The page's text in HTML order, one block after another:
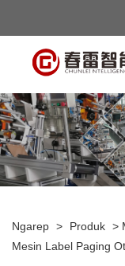
Ngarep > Produk >
Mesin Label Paging